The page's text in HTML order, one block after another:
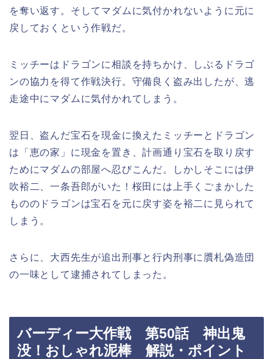
を奪い返す。そしてマダムに気付かれないように元に
戻しておくという作戦だ。
ミッチーはドラゴンに相談を持ちかけ、しぶるドラゴ
ンの協力を得て作戦決行。守備良く盗み出したが、逃
走途中にマダムに気付かれてしまう。
翌日、盗んだ宝石を現金に換えたミッチーとドラゴン
は「恵の家」に現金を置き、計画通り宝石を取り戻す
ためにマダムの部屋へ忍びこんだ。しかしそこには伊
吹裕二、一条吾郎がいた！桜田には上手くごまかした
もののドラゴンは宝石を元に戻す姿を裕二に見られて
しまう。
さらに、大西先生が追出刑事と行内刑事に贋札偽造団
の一味として逮捕されてしまった。
バーディー大作戦 第50話 神出鬼
没！おしゃれ泥棒 解説・ポイント